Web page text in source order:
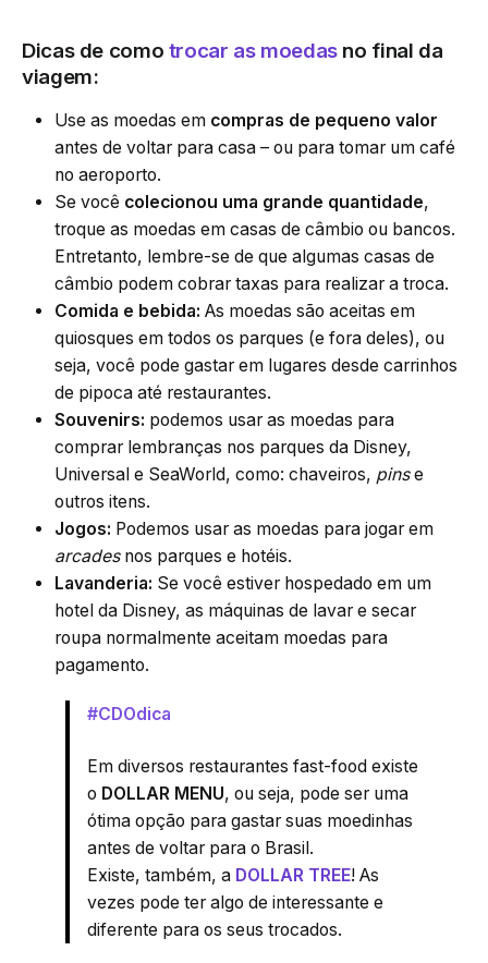
Dicas de como trocar as moedasno final da
viagem:
Use as moedas em compras de pequeno valor
antes de voltar para casa – ou para tomar um café
no aeroporto.
Se você colecionou uma grande quantidade,
troque as moedas em casas de câmbio ou bancos.
Entretanto, lembre-se de que algumas casas de
câmbio podem cobrar taxas para realizar a troca.
Comida e bebida: As moedas são aceitas em
quiosques em todos os parques (e fora deles), ou
seja, você pode gastar em lugares desde carrinhos
de pipoca até restaurantes.
Souvenirs: podemos usar as moedas para
comprar lembranças nos parques da Disney,
Universal e SeaWorld, como: chaveiros, pinse
outros itens.
Jogos: Podemos usar as moedas para jogar em
arcadesnos parques e hotéis.
Lavanderia: Se você estiver hospedado em um
hotel da Disney, as máquinas de lavar e secar
roupa normalmente aceitam moedas para
pagamento.
#CDOdica
Em diversos restaurantes fast-food existe
o DOLLAR MENU, ou seja, pode ser uma
ótima opção para gastar suas moedinhas
antes de voltar para o Brasil.
Existe, também, a DOLLAR TREE! As
vezes pode ter algo de interessante e
diferente para os seus trocados.